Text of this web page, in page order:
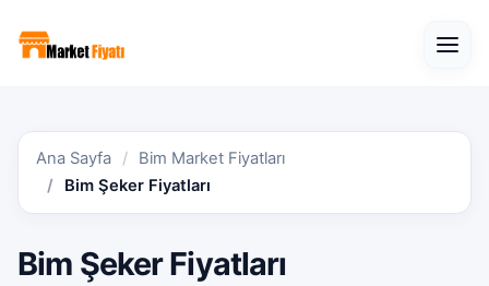
Ana Sayfa
Bim Market Fiyatları
Bim Şeker Fiyatları
Bim Şeker Fiyatları